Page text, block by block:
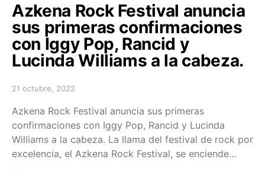
Azkena Rock Festival anuncia
sus primeras confirmaciones
con Iggy Pop, Rancid y
Lucinda Williams a la cabeza.
Posted on
21 octubre, 2022
Azkena Rock Festival anuncia sus primeras
confirmaciones con Iggy Pop, Rancid y Lucinda
Williams a la cabeza. La llama del festival de rock por
excelencia, el Azkena Rock Festival, se enciende…